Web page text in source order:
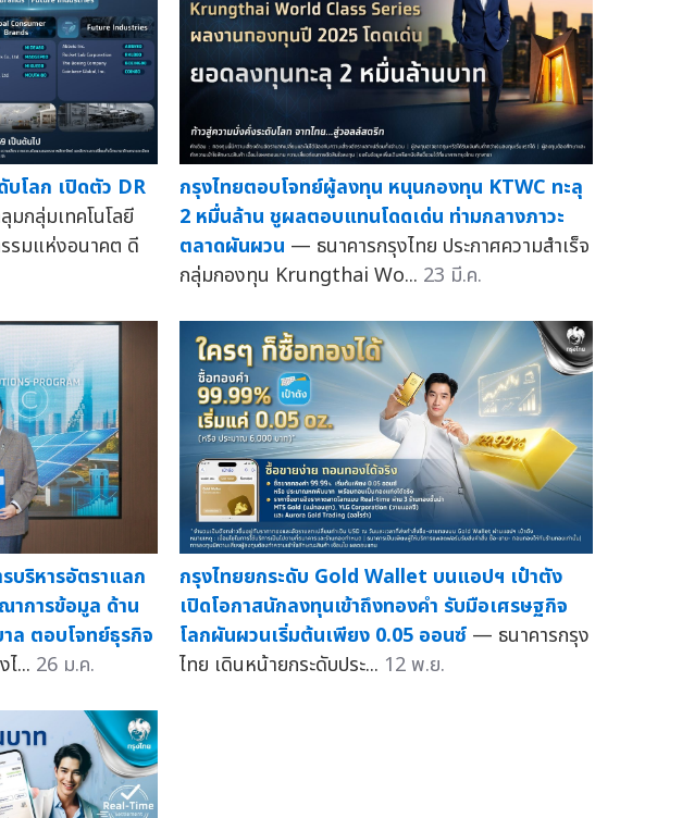
บโลก เปิดตัว DR
กลุ่มเทคโนโลยี
รมแห่งอนาคต ดี
กรุงไทยตอบโจทย์ผู้ลงทุน หนุนกองทุน KTWC ทะลุ
2 หมื่นล้าน ชูผลตอบแทนโดดเด่น ท่ามกลางภาวะ
ตลาดผันผวน — ธนาคารกรุงไทย ประกาศความสำเร็จ
กลุ่มกองทุน Krungthai Wo... 23 มี.ค.
บริหารอัตราแลก
การข้อมูล ด้าน
ล ตอบโจทย์ธุรกิจ
... 26 ม.ค.
กรุงไทยยกระดับ Gold Wallet บนแอปฯ เป๋าตัง
เปิดโอกาสนักลงทุนเข้าถึงทองคำ รับมือเศรษฐกิจ
โลกผันผวนเริ่มต้นเพียง 0.05 ออนซ์ — ธนาคารกรุง
ไทย เดินหน้ายกระดับประ... 12 พ.ย.